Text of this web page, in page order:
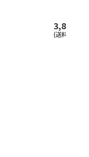
3,800円
(送料・税込)